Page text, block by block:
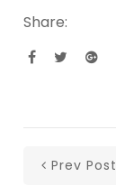
Share:
Prev Post